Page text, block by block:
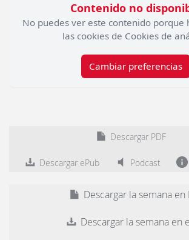
Contenido no
No puedes ver este contenido porque
las cookies de Cookies de
Cambiar preferencias
Descargar PDF
Descargar ePub Podcast
Descargar la semana en
Descargar la semana en